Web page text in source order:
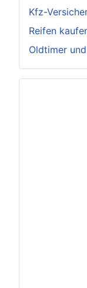
Kfz-
Reifen
Oldtimer